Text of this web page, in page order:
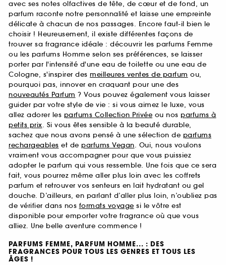
avec ses notes olfactives de tête, de cœur et de fond, un
parfum raconte notre personnalité et laisse une empreinte
délicate à chacun de nos passages. Encore faut-il bien le
choisir ! Heureusement, il existe différentes façons de
trouver sa fragrance idéale : découvrir les parfums Femme
ou les parfums Homme selon ses préférences, se laisser
porter par l'intensité d'une eau de toilette ou une eau de
Cologne, s'inspirer des meilleures ventes de parfum ou,
pourquoi pas, innover en craquant pour une des
nouveautés Parfum ? Vous pouvez également vous laisser
guider par votre style de vie : si vous aimez le luxe, vous
allez adorer les parfums Collection Privée ou nos parfums à
petits prix. Si vous êtes sensible à la beauté durable,
sachez que nous avons pensé à une sélection de parfums
rechargeables et de parfums Vegan. Oui, nous voulons
vraiment vous accompagner pour que vous puissiez
adopter le parfum qui vous ressemble. Une fois que ce sera
fait, vous pourrez même aller plus loin avec les coffrets
parfum et retrouver vos senteurs en lait hydratant ou gel
douche. D’ailleurs, en parlant d’aller plus loin, n’oubliez pas
de vérifier dans nos formats voyage si le vôtre est
disponible pour emporter votre fragrance où que vous
alliez. Une belle aventure commence !
PARFUMS FEMME, PARFUM HOMME... : DES
FRAGRANCES POUR TOUS LES GENRES ET TOUS LES
ÂGES !